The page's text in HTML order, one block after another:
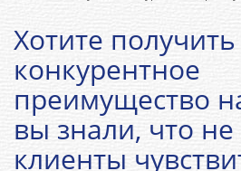
Хотите получить
конкурентное
преимущество
вы знали, что не
клиенты